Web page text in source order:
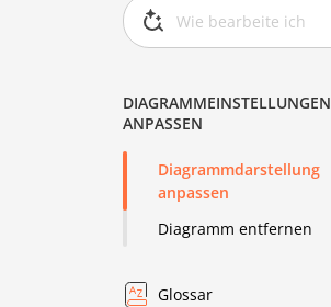
DIAGRAMMEINSTELLUNGEN
ANPASSEN
Diagrammdarstellung
anpassen
Diagramm entfernen
Glossar